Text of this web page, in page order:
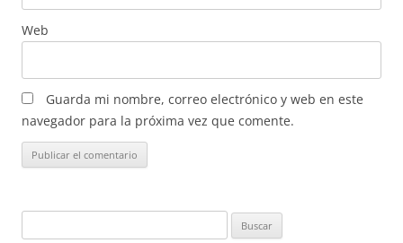
Web
Guarda mi nombre, correo electrónico y web en este
navegador para la próxima vez que comente.